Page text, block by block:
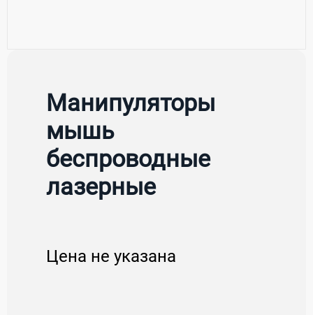
Манипуляторы
мышь
беспроводные
лазерные
Цена не указана